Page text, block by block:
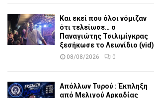
Και εκεί που όλοι νόμιζαν
ότι τελείωσε… ο
Παναγιώτης Τσιλιμίγκρας
ξεσήκωσε το Λεωνίδιο (vid)
08/08/2026 0
Απόλλων Τυρού : Έκπληξη
από Μελιγού Αρκαδίας